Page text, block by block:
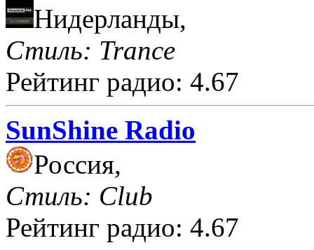
Нидерланды,
Стиль: Trance
Рейтинг радио: 4.67
SunShine Radio
Россия,
Стиль: Club
Рейтинг радио: 4.67